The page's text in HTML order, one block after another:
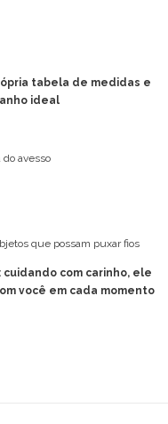
tabela de medidas e
ideal
avesso
que possam puxar fios
com carinho, ele
você em cada momento